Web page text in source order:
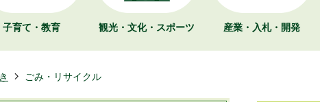
子育て・教育 観光・文化・ スポーツ 産業・入札・開発
ごみ・リサイクル